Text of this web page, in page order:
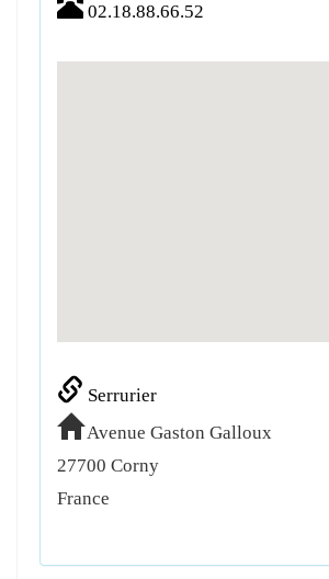
02.18.88.66.52
Serrurier
Avenue Gaston Galloux
27700 Corny
France